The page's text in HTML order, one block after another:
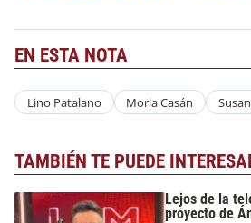
EN ESTA NOTA
Lino Patalano Moria Casán
TAMBIÉN TE PUEDE
Lejos de la
proyecto de